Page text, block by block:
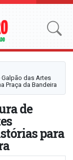
Galpão das Artes
Praça da Bandeira
de
para